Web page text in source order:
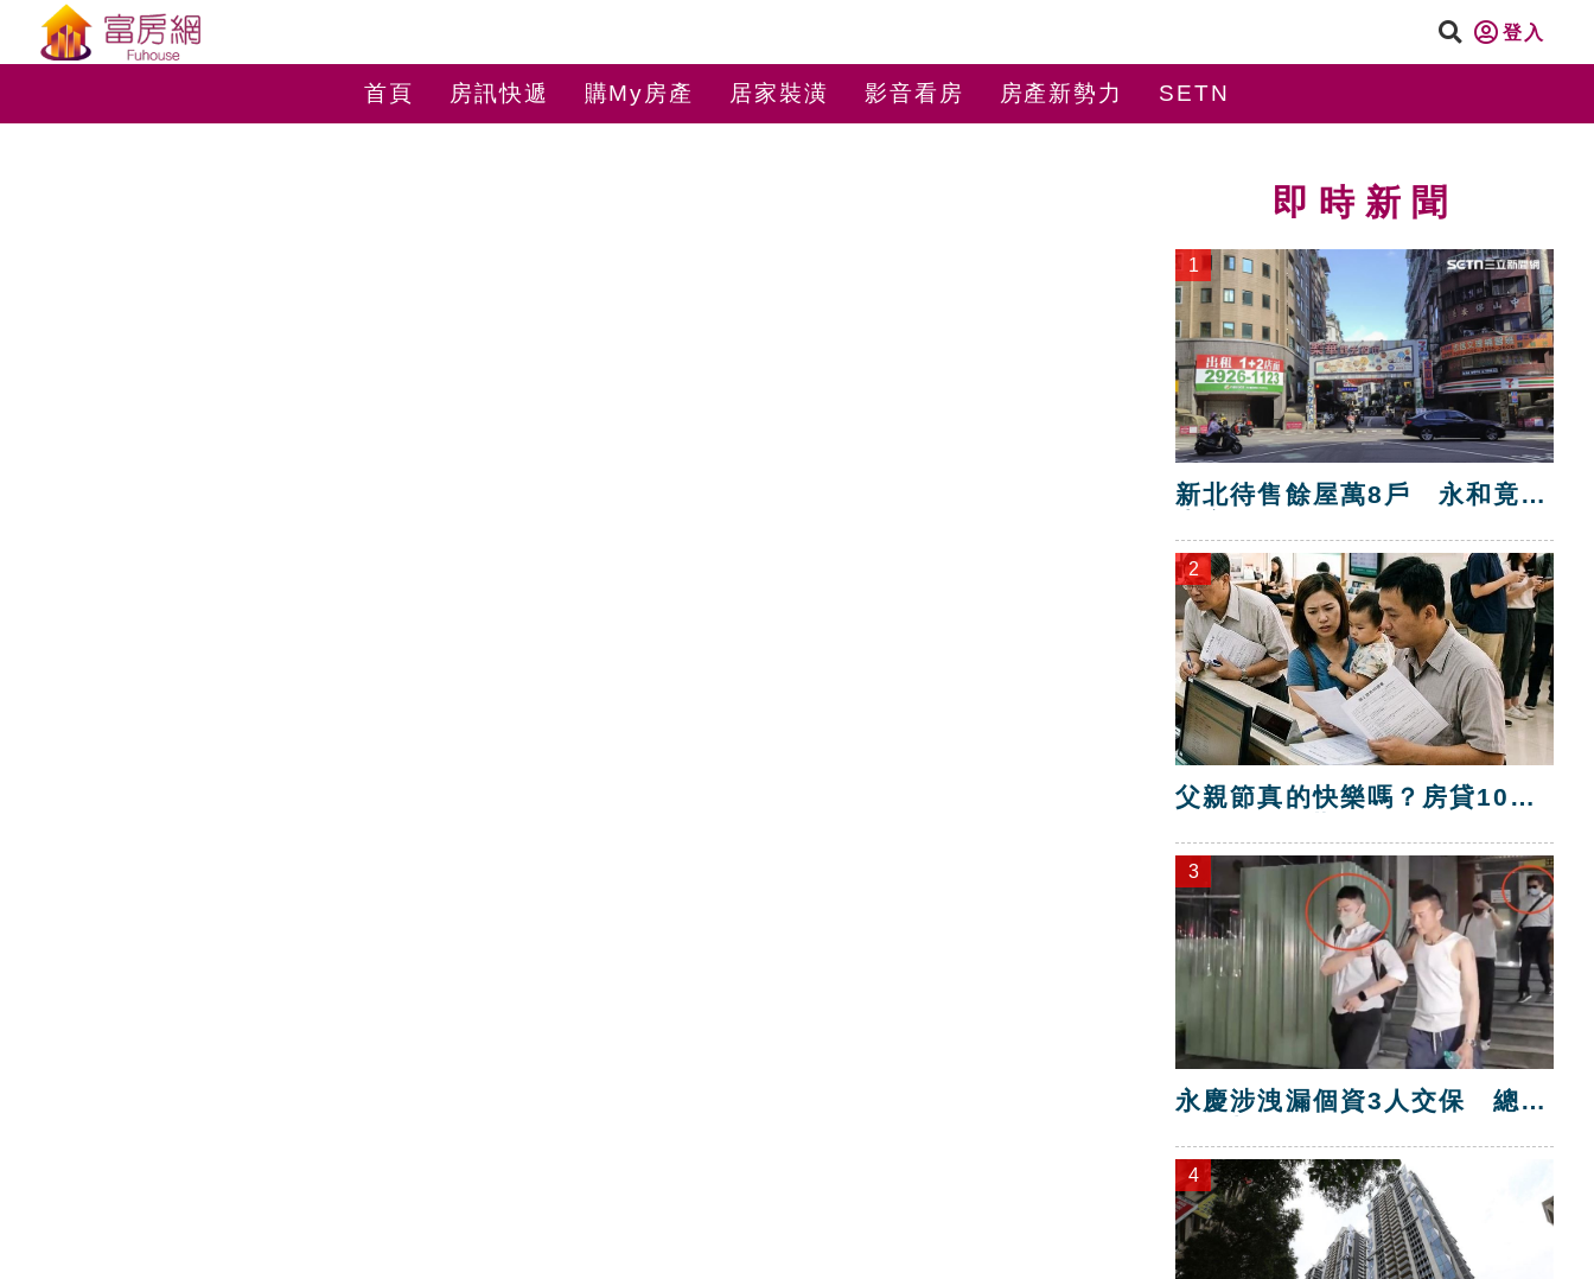
登入
首頁 房訊快遞 購My房產 居家裝潢 影音看房 房產新勢力 SETN
即時新聞
1
新北待售餘屋萬8戶 永和竟只
2
父親節真的快樂嗎？房貸10年
3
永慶涉洩漏個資3人交保 總部
4